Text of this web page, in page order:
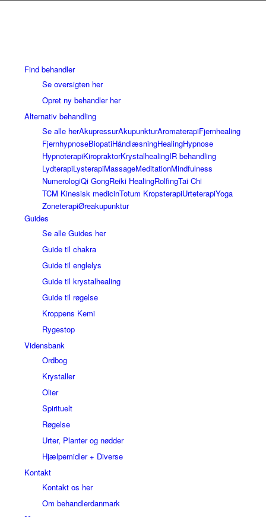
Find behandler
Se oversigten her
Opret ny behandler her
Alternativ behandling
Se alle herAkupressurAkupunkturAromaterapiFjernhealing
FjernhypnoseBiopatiHåndlæsningHealingHypnose
HypnoterapiKiropraktorKrystalhealingIR behandling
LydterapiLysterapiMassageMeditationMindfulness
NumerologiQi GongReiki HealingRolfingTai Chi
TCM Kinesisk medicinTotum KropsterapiUrteterapiYoga
ZoneterapiØreakupunktur
Guides
Se alle Guides her
Guide til chakra
Guide til englelys
Guide til krystalhealing
Guide til røgelse
Kroppens Kemi
Rygestop
Vidensbank
Ordbog
Krystaller
Olier
Spirituelt
Røgelse
Urter, Planter og nødder
Hjælpemidler + Diverse
Kontakt
Kontakt os her
Om behandlerdanmark